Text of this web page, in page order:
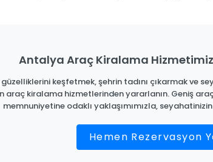
Antalya Araç Kiralama
keşfetmek, şehrin tadını çıkarmak ve
araç kiralama hizmetlerinden yararlanın. Geniş
memnuniyetine odaklı yaklaşımımızla, seyahatinizin
Hemen Rezervasyon